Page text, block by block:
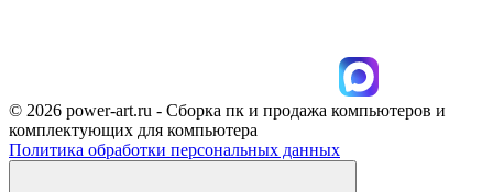
© 2026 power-art.ru - Сборка пк и продажа компьютеров и
комплектующих для компьютера
Политика обработки персональных данных